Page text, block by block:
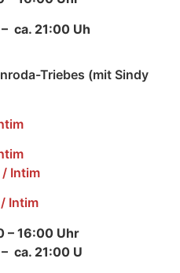
ca. 21:00 Uh
Triebes (mit Sindy
Intim
Intim
– 16:00 Uhr
ca. 21:00 U